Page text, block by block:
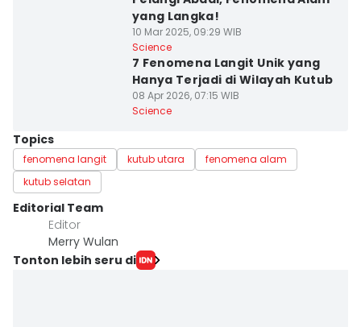
yang Langka!
10 Mar 2025, 09:29 WIB
Science
7 Fenomena Langit Unik yang
Hanya Terjadi di Wilayah Kutub
08 Apr 2026, 07:15 WIB
Science
Topics
fenomena langit kutub utara
fenomena alam
kutub selatan
Editorial Team
Editor
Merry Wulan
Tonton lebih seru di